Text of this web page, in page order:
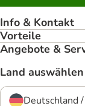
Info & Kontakt
Vorteile
Angebote &
Land auswählen
Deutschland